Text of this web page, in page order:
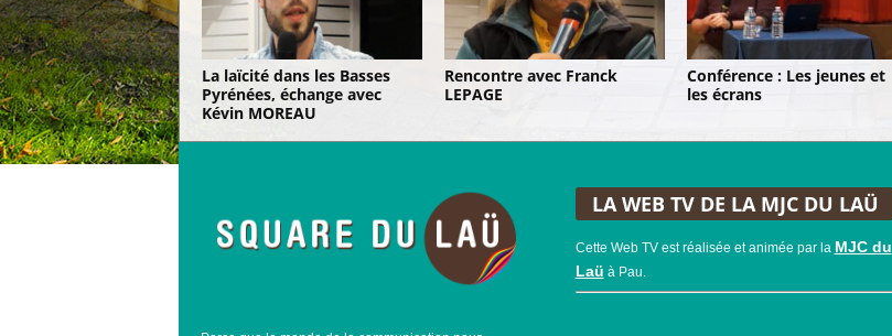
La laïcité dans les Basses
Pyrénées, échange avec
Kévin MOREAU
Rencontre avec Franck
LEPAGE
Conférence : Les jeunes et
les écrans
LA WEB TV DE LA MJC DU LAÜ
Cette Web TV est réalisée et animée par la MJC du
Laü à Pau.